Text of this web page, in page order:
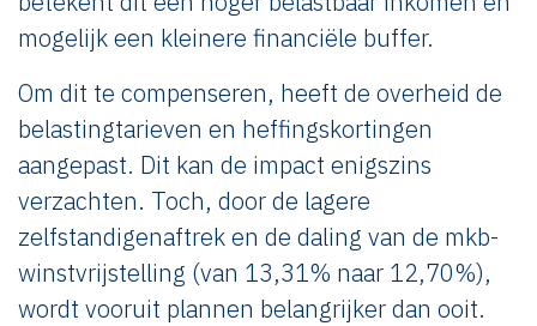
mogelijk een kleinere financiële buffer.
Om dit te compenseren, heeft de overheid de
belastingtarieven en heffingskortingen
aangepast. Dit kan de impact enigszins
verzachten. Toch, door de lagere
zelfstandigenaftrek en de daling van de mkb-
winstvrijstelling (van 13,31% naar 12,70%),
wordt vooruit plannen belangrijker dan ooit.